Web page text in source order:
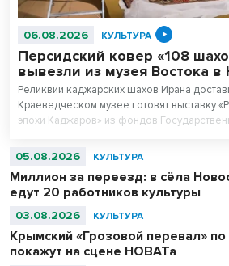
06.08.2026 КУЛЬТУРА
Персидский ковер «108
вывезли из музея Востока в
Реликвии каджарских шахов Ирана
Краеведческом музее готовят выставку
эпохи Каджаров» из фондов
сотканный для последнего шаха династии –
05.08.2026 КУЛЬТУРА
Миллион за переезд: в сёла
едут 20 работников культуры
03.08.2026 КУЛЬТУРА
Крымский «Грозовой перевал»
покажут на сцене НОВАТа